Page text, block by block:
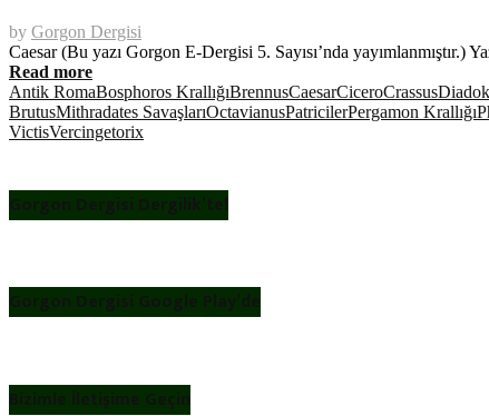
by Gorgon Dergisi
Caesar (Bu yazı Gorgon E-Dergisi 5. Sayısı’nda
Read more
Antik RomaBosphoros KrallığıBrennusCaesarCiceroCrassus
BrutusMithradates SavaşlarıOctavianusPatricilerPergamon Krallığı
VictisVercingetorix
Gorgon Dergisi Dergilik’te!
Gorgon Dergisi Google Play’de
Bizimle İletişime Geçin